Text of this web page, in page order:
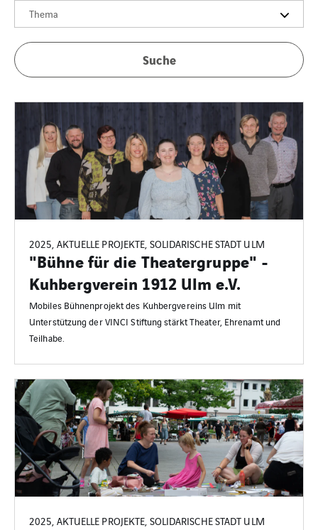
Thema
Suche
2025, AKTUELLE PROJEKTE, SOLIDARISCHE STADT ULM
"Bühne für die Theatergruppe" -
Kuhbergverein 1912 Ulm e.V.
Mobiles Bühnenprojekt des Kuhbergvereins Ulm mit
Unterstützung der VINCI Stiftung stärkt Theater, Ehrenamt und
Teilhabe.
2025, AKTUELLE PROJEKTE, SOLIDARISCHE STADT ULM